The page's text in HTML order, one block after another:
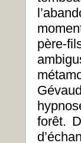
père-
forêt.